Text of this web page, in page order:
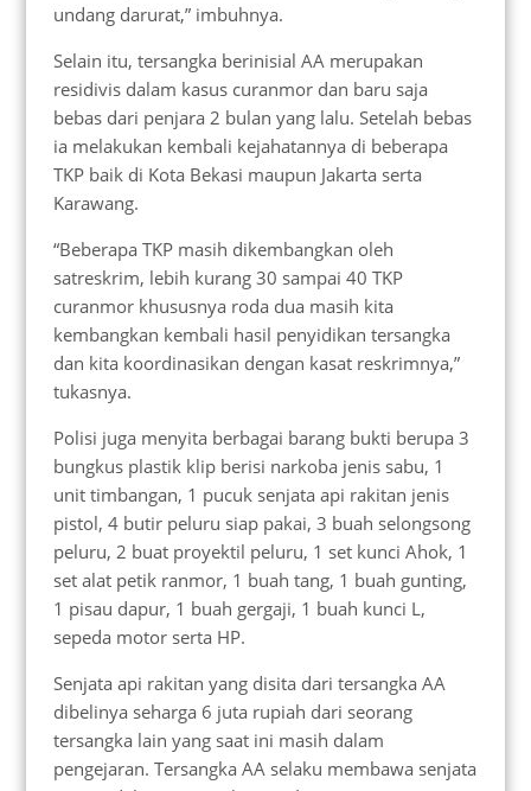
undang darurat,” imbuhnya.
Selain itu, tersangka berinisial AA merupakan
residivis dalam kasus curanmor dan baru saja
bebas dari penjara 2 bulan yang lalu. Setelah bebas
ia melakukan kembali kejahatannya di beberapa
TKP baik di Kota Bekasi maupun Jakarta serta
Karawang.
“Beberapa TKP masih dikembangkan oleh
satreskrim, lebih kurang 30 sampai 40 TKP
curanmor khususnya roda dua masih kita
kembangkan kembali hasil penyidikan tersangka
dan kita koordinasikan dengan kasat reskrimnya,”
tukasnya.
Polisi juga menyita berbagai barang bukti berupa 3
bungkus plastik klip berisi narkoba jenis sabu, 1
unit timbangan, 1 pucuk senjata api rakitan jenis
pistol, 4 butir peluru siap pakai, 3 buah selongsong
peluru, 2 buat proyektil peluru, 1 set kunci Ahok, 1
set alat petik ranmor, 1 buah tang, 1 buah gunting,
1 pisau dapur, 1 buah gergaji, 1 buah kunci L,
sepeda motor serta HP.
Senjata api rakitan yang disita dari tersangka AA
dibelinya seharga 6 juta rupiah dari seorang
tersangka lain yang saat ini masih dalam
pengejaran. Tersangka AA selaku membawa senjata